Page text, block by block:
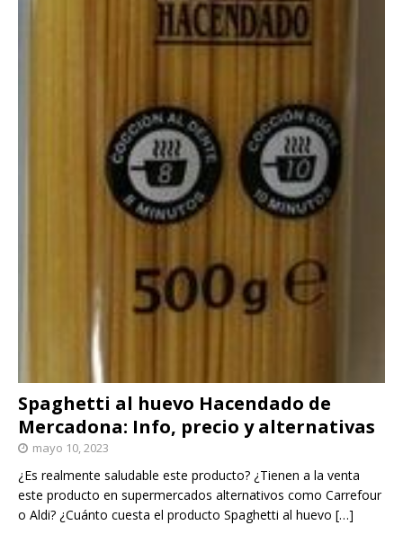
Spaghetti al huevo Hacendado de
Mercadona: Info, precio y alternativas
mayo 10, 2023
¿Es realmente saludable este producto? ¿Tienen a la venta
este producto en supermercados alternativos como Carrefour
o Aldi? ¿Cuánto cuesta el producto Spaghetti al huevo […]